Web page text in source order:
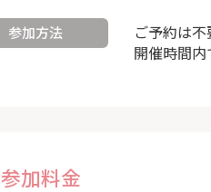
参加方法
ご予約は
開催時間内
参加料金